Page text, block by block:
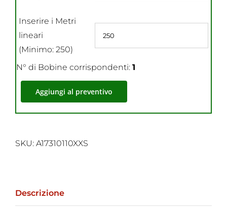
Inserire i Metri
lineari
(Minimo: 250)
N° di Bobine corrispondenti: 1
Aggiungi al preventivo
SKU: A17310110XXS
Descrizione